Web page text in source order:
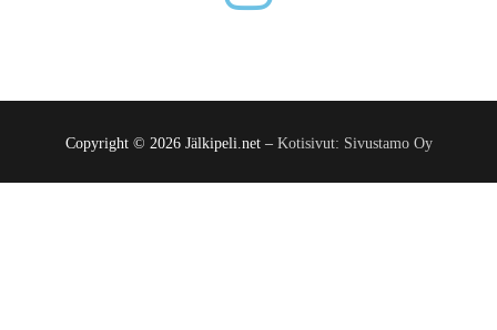
Copyright © 2026 Jälkipeli.net – Kotisivut: Sivustamo Oy